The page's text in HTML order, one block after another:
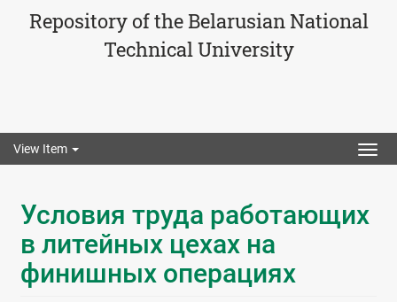
Repository of the Belarusian National
Technical University
View Item
Условия труда работающих
в литейных цехах на
финишных операциях